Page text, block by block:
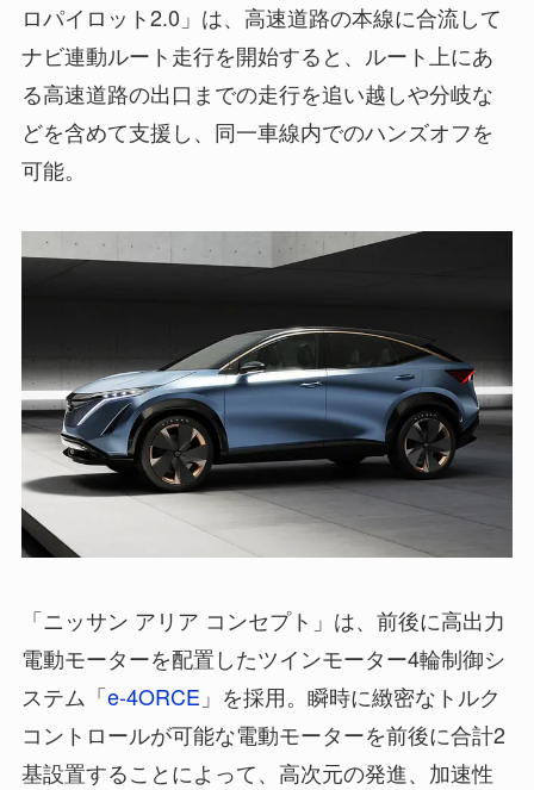
ロパイロット2.0」は、高速道路の本線に合流して
ナビ連動ルート走行を開始すると、ルート上にあ
る高速道路の出口までの走行を追い越しや分岐な
どを含めて支援し、同一車線内でのハンズオフを
可能。
「ニッサン アリア コンセプト」は、前後に高出力
電動モーターを配置したツインモーター4輪制御シ
ステム「e-4ORCE 」を採用。瞬時に緻密なトルク
コントロールが可能な電動モーターを前後に合計2
基設置することによって、高次元の発進、加速性